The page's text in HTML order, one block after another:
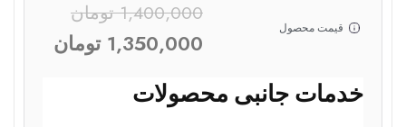
1,400,000 تومان
1,350,000 تومان
خدمات جانبی محصولات